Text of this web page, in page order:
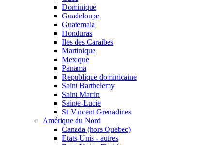
Dominique
Guadeloupe
Guatemala
Honduras
Iles des Caraibes
Martinique
Mexique
Panama
Republique dominicaine
Saint Barthelemy
Saint Martin
Sainte-Lucie
St-Vincent Grenadines
Amérique du Nord
Canada (hors Quebec)
Etats-Unis - autres